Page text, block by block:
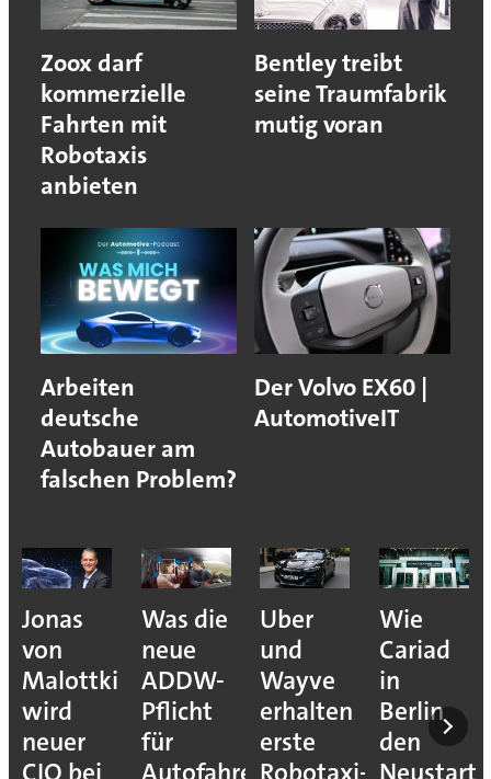
Zoox darf
kommerzielle
Fahrten mit
Robotaxis
anbieten
Bentley treibt
seine Traumfabrik
mutig voran
Arbeiten
deutsche
Autobauer am
falschen Problem?
Der Volvo EX60 |
AutomotiveIT
Jonas
von
Malottki
wird
neuer
Was die
neue
ADDW-
Pflicht
für
Uber
und
Wayve
erhalten
erste
Wie
Cariad
in
Berlin
den